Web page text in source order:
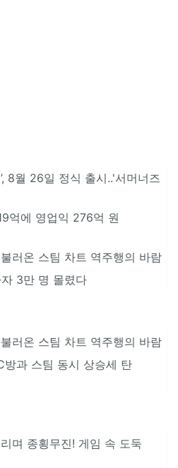
8월 26일 정식 출시..'서머너즈
억에 영업익 276억 원
러온 스팀 차트 역주행의 바람
자 3만 명 몰렸다
러온 스팀 차트 역주행의 바람
과 스팀 동시 상승세 탄
며 종횡무진! 게임 속 도둑